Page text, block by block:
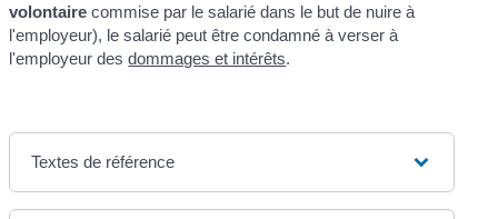
volontaire commise par le salarié dans le but de nuire à
l'employeur), le salarié peut être condamné à verser à
l'employeur desdommages et intérêts.
Textes de référence